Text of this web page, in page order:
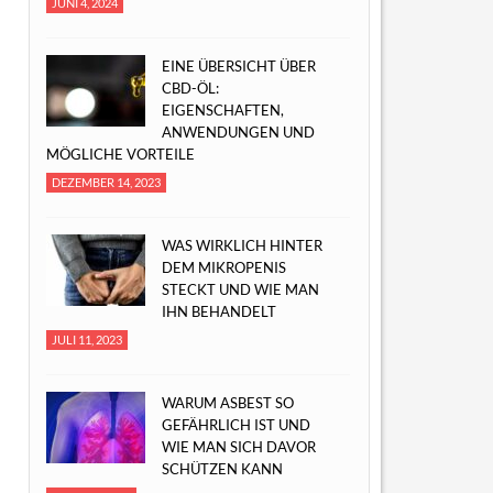
EINE ÜBERSICHT ÜBER
CBD-ÖL:
EIGENSCHAFTEN,
ANWENDUNGEN UND
MÖGLICHE VORTEILE
DEZEMBER 14, 2023
WAS WIRKLICH HINTER
DEM MIKROPENIS
STECKT UND WIE MAN
IHN BEHANDELT
JULI 11, 2023
WARUM ASBEST SO
GEFÄHRLICH IST UND
WIE MAN SICH DAVOR
SCHÜTZEN KANN